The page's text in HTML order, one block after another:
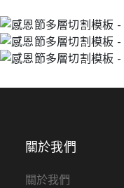
關於我們
關於我們